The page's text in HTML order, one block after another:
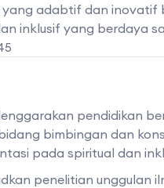
yang adabtif dan inovatif
inklusif yang berdaya
pendidikan
bimbingan dan
pada spiritual dan
penelitian unggulan